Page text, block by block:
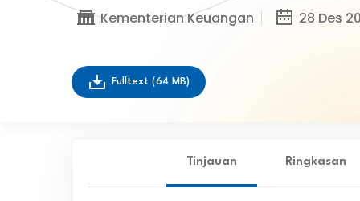
Kementerian Keuangan 28 Des
Fulltext (64 MB)
Tinjauan Ringkasan